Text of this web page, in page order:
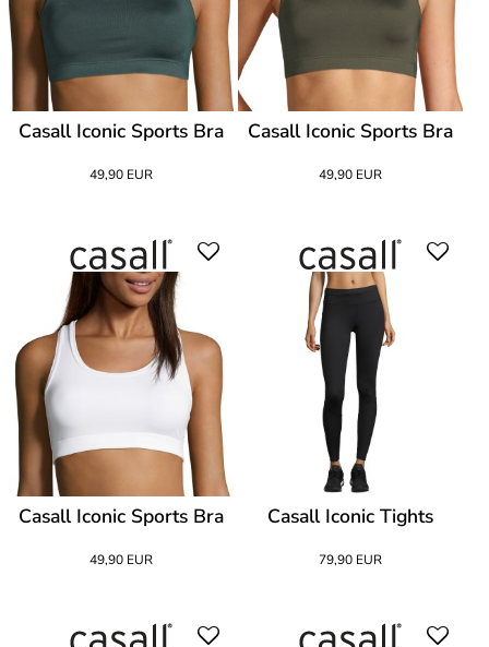
Casall Iconic Sports Bra
49,90 EUR
Casall Iconic Sports Bra
49,90 EUR
Casall Iconic Sports Bra
49,90 EUR
Casall Iconic Tights
79,90 EUR